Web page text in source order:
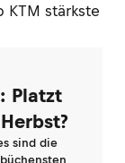
KTM stärkste
Platzt
sind die